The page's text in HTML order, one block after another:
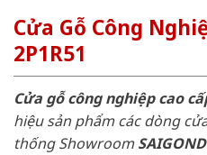
Cửa Gỗ Công
2P1R51
Cửa gỗ công nghiệp cao
hiệu sản phẩm các dòng
thống Showroom